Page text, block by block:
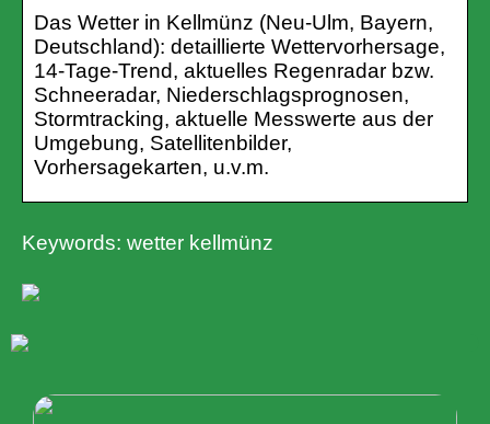
Das Wetter in Kellmünz (Neu-Ulm, Bayern,
Deutschland): detaillierte Wettervorhersage,
14-Tage-Trend, aktuelles Regenradar bzw.
Schneeradar, Niederschlagsprognosen,
Stormtracking, aktuelle Messwerte aus der
Umgebung, Satellitenbilder,
Vorhersagekarten, u.v.m.
Keywords: wetter kellmünz